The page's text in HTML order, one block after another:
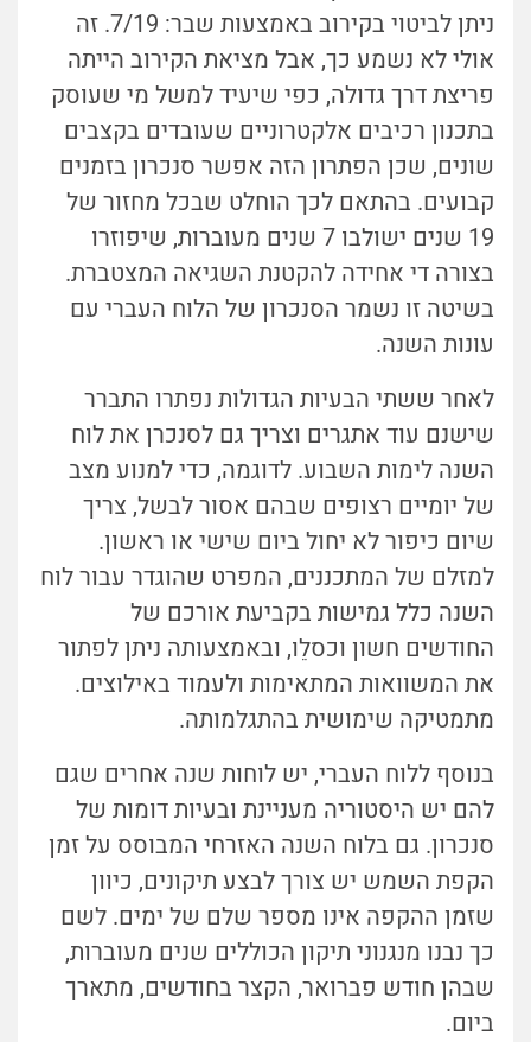
ניתן לביטוי בקירוב באמצעות שבר: 7/19. זה
אולי לא נשמע כך, אבל מציאת הקירוב הייתה
פריצת דרך גדולה, כפי שיעיד למשל מי שעוסק
בתכנון רכיבים אלקטרוניים שעובדים בקצבים
שונים, שכן הפתרון הזה אפשר סנכרון בזמנים
קבועים. בהתאם לכך הוחלט שבכל מחזור של
19 שנים ישולבו 7 שנים מעוברות, שיפוזרו
בצורה די אחידה להקטנת השגיאה המצטברת.
בשיטה זו נשמר הסנכרון של הלוח העברי עם
עונות השנה.
לאחר ששתי הבעיות הגדולות נפתרו התברר
שישנם עוד אתגרים וצריך גם לסנכרן את לוח
השנה לימות השבוע. לדוגמה, כדי למנוע מצב
של יומיים רצופים שבהם אסור לבשל, צריך
שיום כיפור לא יחול ביום שישי או ראשון.
למזלם של המתכננים, המפרט שהוגדר עבור לוח
השנה כלל גמישות בקביעת אורכם של
החודשים חשון וכסלֵו, ובאמצעותה ניתן לפתור
את המשוואות המתאימות ולעמוד באילוצים.
מתמטיקה שימושית בהתגלמותה.
בנוסף ללוח העברי, יש לוחות שנה אחרים שגם
להם יש היסטוריה מעניינת ובעיות דומות של
סנכרון. גם בלוח השנה האזרחי המבוסס על זמן
הקפת השמש יש צורך לבצע תיקונים, כיוון
שזמן ההקפה אינו מספר שלם של ימים. לשם
כך נבנו מנגנוני תיקון הכוללים שנים מעוברות,
שבהן חודש פברואר, הקצר בחודשים, מתארך
ביום.